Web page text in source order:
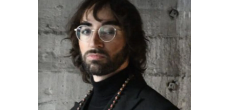
David Cervera
Bajo